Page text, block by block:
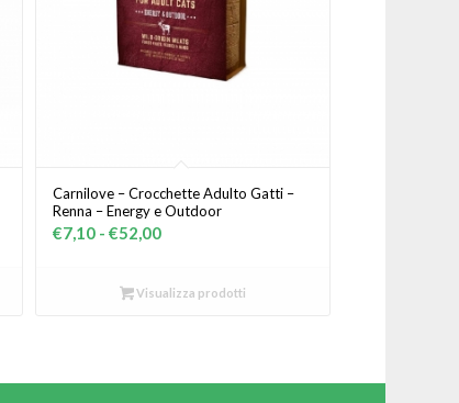
Carnilove – Crocchette Adulto Gatti –
Renna – Energy e Outdoor
€7,10 - €52,00Fascia
prezzo:
Visualizza prodotti